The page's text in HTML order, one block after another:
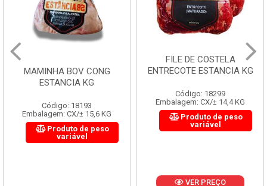
MAMINHA BOV CONG
ESTANCIA KG
Código: 18193
Embalagem: CX/± 15,6 KG
Produto de peso
variável
FILE DE COSTELA
ENTRECOTE ESTANCIA KG
Código: 18299
Embalagem: CX/± 14,4 KG
Produto de peso
variável
VER PREÇO